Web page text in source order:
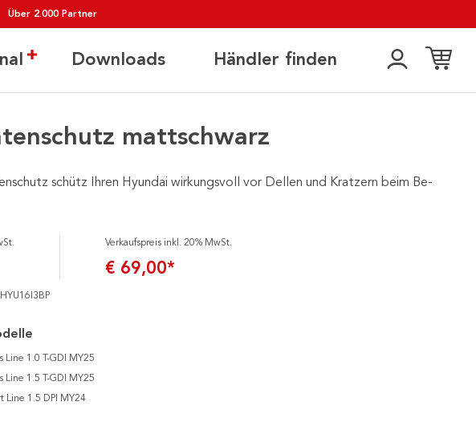
Über 2.000 Partner
Downloads Händler finden
mattschwarz
schütz Ihren Hyundai wirkungsvoll vor Dellen und Kratzern beim Be-
Verkaufspreis inkl. 20% MwSt.
€ 69,00*
Line 1.0 T-GDI MY25
Line 1.5 T-GDI MY25
Line 1.5 DPI MY24